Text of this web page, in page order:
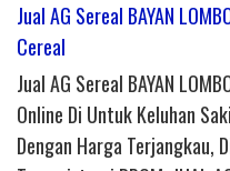
Jual AG Sereal BAYAN
Cereal
Jual AG Sereal BAYAN
Online Di Untuk Keluhan
Dengan Harga Terjangkau,